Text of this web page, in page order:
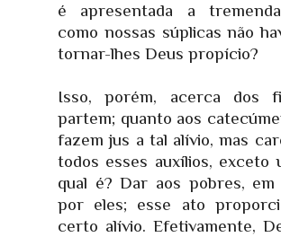
é apresentada a
como nossas súplicas não
tornar-lhes Deus propício?
Isso, porém, acerca dos
partem; quanto aos
fazem jus a tal alívio, mas
todos esses auxílios, exceto
qual é? Dar aos pobres, em
por eles; esse ato
certo alívio. Efetivamente,